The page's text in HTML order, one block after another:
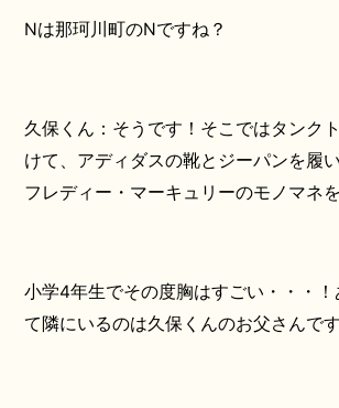
Nは那珂川町のNですね？
久保くん：そうです！そこではタンク
けて、アディダスの靴とジーパンを履
フレディー・マーキュリーのモノマネを
小学4年生でその度胸はすごい・・・！
て隣にいるのは久保くんのお父さんで